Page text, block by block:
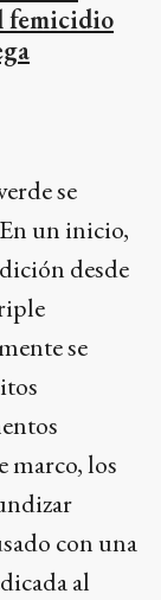
femicidio
se
un inicio,
desde
se
marco, los
con una
al